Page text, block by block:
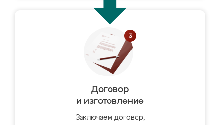
Договор
и изготовление
Заключаем договор,